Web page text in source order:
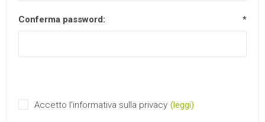
Conferma password: *
Accetto l'informativa sulla privacy (leggi)